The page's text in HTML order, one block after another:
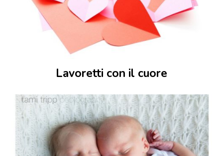
Lavoretti con il cuore